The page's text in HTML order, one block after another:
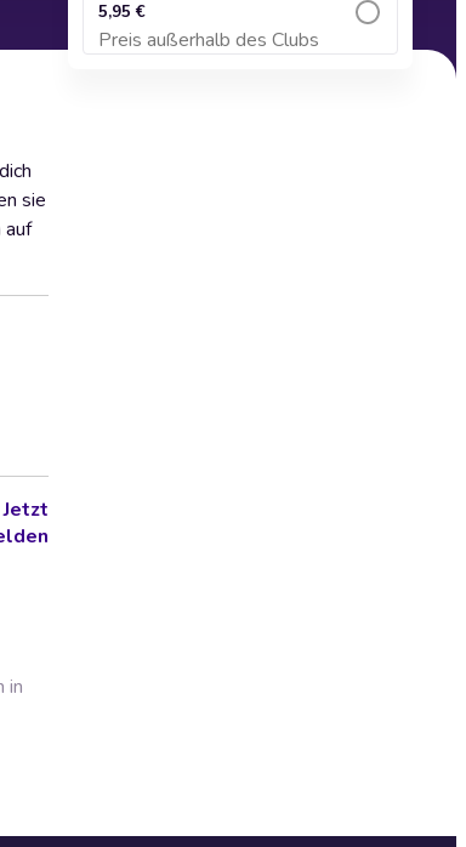
sie
auf
Jetzt
in
5,95 €
Preis außerhalb des Clubs
Zum Warenkorb hinzufügen